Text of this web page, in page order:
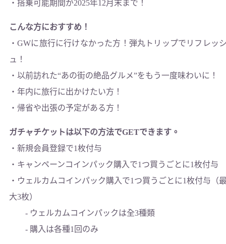
・搭乗可能期間が2025年12月末まで！
こんな方におすすめ！
・GWに旅行に行けなかった方！弾丸トリップでリフレッ
ュ！
・以前訪れた“あの街の絶品グルメ”をもう一度味わいに！
・年内に旅行に出かけたい方！
・帰省や出張の予定がある方！
ガチャチケットは以下の方法でGETできます。
・新規会員登録で1枚付与
・キャンペーンコインパック購入で1つ買うごとに1枚付与
・ウェルカムコインパック購入で1つ買うごとに1枚付与（
大3枚）
- ウェルカムコインパックは全3種類
- 購入は各種1回のみ